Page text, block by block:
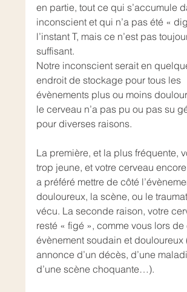
en partie, tout ce qui s’accumule
inconscient et qui n’a pas été «
l’instant T, mais ce n’est pas
suffisant.
Notre inconscient serait en
endroit de stockage pour tous les
évènements plus ou moins
le cerveau n’a pas pu ou pas su
pour diverses raisons.
La première, et la plus fréquente,
trop jeune, et votre cerveau
a préféré mettre de côté
douloureux, la scène, ou le
vécu. La seconde raison, votre
resté « figé », comme vous lors de
évènement soudain et douloureux
annonce d’un décès, d’une
d’une scène choquante…).